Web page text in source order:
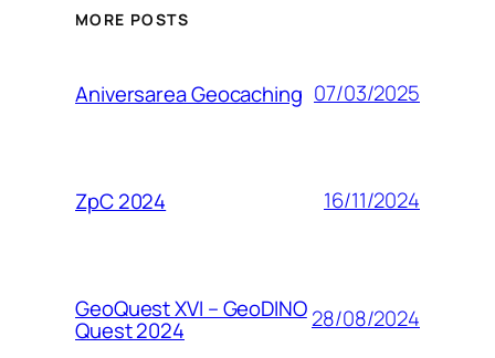
MORE POSTS
Aniversarea Geocaching 07/03/2025
ZpC 2024 16/11/2024
GeoQuest XVI – GeoDINO
Quest 2024 28/08/2024